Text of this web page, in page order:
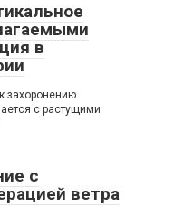
в
захоронению
с растущими
с
ветра